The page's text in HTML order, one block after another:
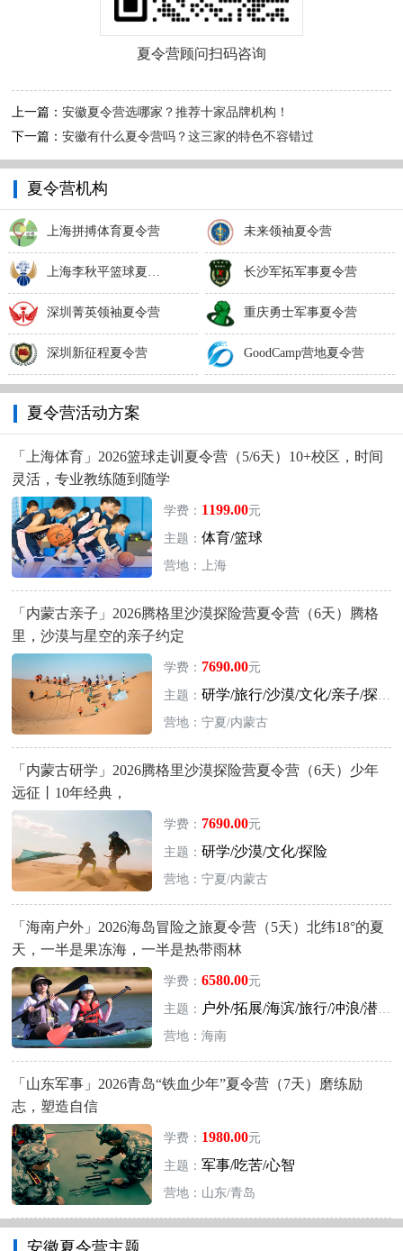
夏令营顾问扫码咨询
上一篇：安徽夏令营选哪家？推荐十家品牌机构！
下一篇：安徽有什么夏令营吗？这三家的特色不容错过
夏令营机构
上海拼搏体育夏令营 未来领袖夏令营
上海李秋平篮球夏令营 长沙军拓军事夏令营
深圳菁英领袖夏令营 重庆勇士军事夏令营
深圳新征程夏令营 GoodCamp营地夏令营
夏令营活动方案
「上海体育」2026篮球走训夏令营（5/6天）10+校区，时间
灵活，专业教练随到随学
学费： 1199.00元
主题： 体育/篮球
营地：上海
「内蒙古亲子」2026腾格里沙漠探险营夏令营（6天）腾格
里，沙漠与星空的亲子约定
学费： 7690.00元
主题： 研学/旅行/沙漠/文化/亲子/探险
营地：宁夏/内蒙古
「内蒙古研学」2026腾格里沙漠探险营夏令营（6天）少年
远征丨10年经典，
学费： 7690.00元
主题： 研学/沙漠/文化/探险
营地：宁夏/内蒙古
「海南户外」2026海岛冒险之旅夏令营（5天）北纬18°的夏
天，一半是果冻海，一半是热带雨林
学费： 6580.00元
主题： 户外/拓展/海滨/旅行/冲浪/潜水
营地：海南
「山东军事」2026青岛“铁血少年”夏令营（7天）磨练励
志，塑造自信
学费： 1980.00元
主题： 军事/吃苦/心智
营地：山东/青岛